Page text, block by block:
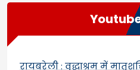
रायबरेली : वृद्धाश्रम में